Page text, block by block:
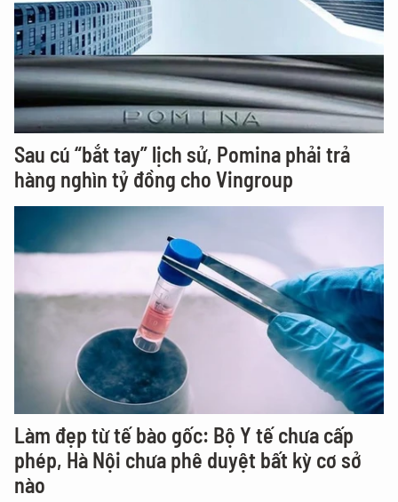
Sau cú “bắt tay” lịch sử, Pomina phải trả
hàng nghìn tỷ đồng cho Vingroup
Làm đẹp từ tế bào gốc: Bộ Y tế chưa cấp
phép, Hà Nội chưa phê duyệt bất kỳ cơ sở
nào